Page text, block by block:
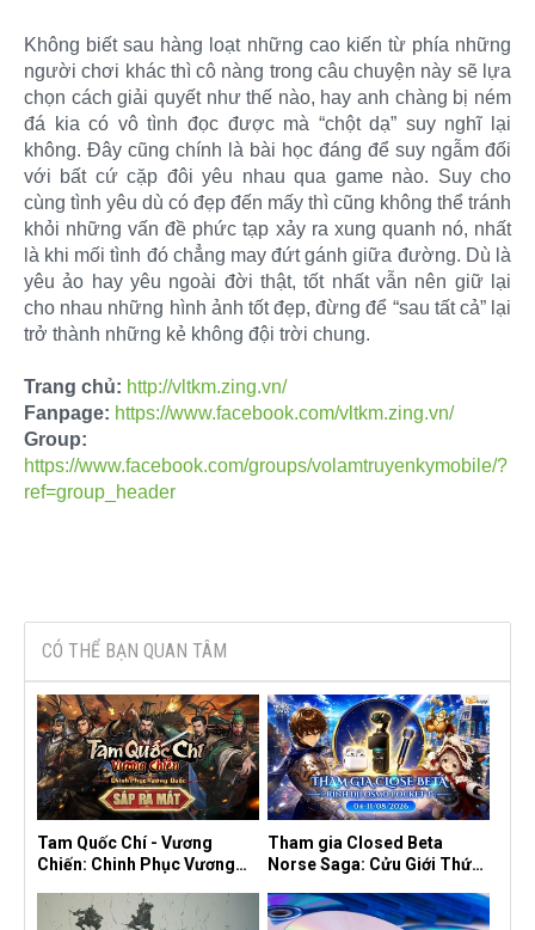
Không biết sau hàng loạt những cao kiến từ phía những
người chơi khác thì cô nàng trong câu chuyện này sẽ lựa
chọn cách giải quyết như thế nào, hay anh chàng bị ném
đá kia có vô tình đọc được mà “chột dạ” suy nghĩ lại
không. Đây cũng chính là bài học đáng để suy ngẫm đối
với bất cứ cặp đôi yêu nhau qua game nào. Suy cho
cùng tình yêu dù có đẹp đến mấy thì cũng không thể tránh
khỏi những vấn đề phức tạp xảy ra xung quanh nó, nhất
là khi mối tình đó chẳng may đứt gánh giữa đường. Dù là
yêu ảo hay yêu ngoài đời thật, tốt nhất vẫn nên giữ lại
cho nhau những hình ảnh tốt đẹp, đừng để “sau tất cả” lại
trở thành những kẻ không đội trời chung.
Trang chủ: http://vltkm.zing.vn/
Fanpage: https://www.facebook.com/vltkm.zing.vn/
Group:
https://www.facebook.com/groups/volamtruyenkymobile/?
ref=group_header
CÓ THỂ BẠN QUAN TÂM
Tam Quốc Chí - Vương
Chiến: Chinh Phục Vương
sáu thị trường Đông Nam Á
Tham gia Closed Beta
Norse Saga: Cửu Giới Thức
3 ngay hôm nay